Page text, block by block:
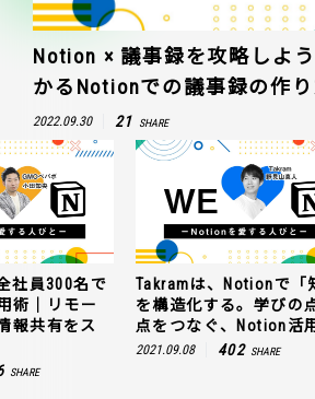
Notion × 議事録を攻略しよ
かるNotionでの議事録の作
2022.09.30 21 SHARE
社員300名で
術｜リモー
報共有をス
SHARE
Takramは、Notionで「
を構造化する。学びの
点をつなぐ、Notion活
2021.09.08 402 SHARE